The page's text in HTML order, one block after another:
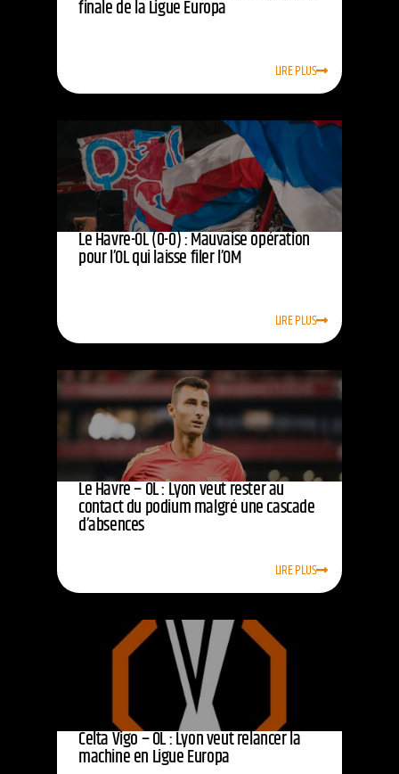
finale de la Ligue Europa
LIRE PLUS
Le Havre-OL (0-0) : Mauvaise opération
pour l’OL qui laisse filer l’OM
LIRE PLUS
Le Havre – OL : Lyon veut rester au
contact du podium malgré une cascade
d’absences
LIRE PLUS
Celta Vigo – OL : Lyon veut relancer la
machine en Ligue Europa